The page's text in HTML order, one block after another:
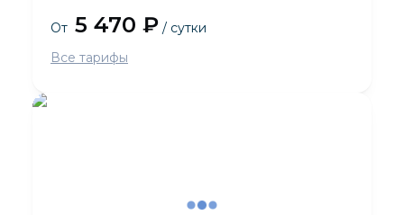
От 5 470 ₽ / сутки
Все тарифы